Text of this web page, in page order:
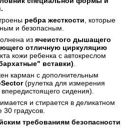
ребра жесткости , которые
и безопасным.
из ячеистого дышащего
отличную циркуляцию
кожи ребенка с автокреслом
вставки)
карман с дополнительным
(рулетка для измерения
сидения).
и стирается в деликатном
градусов.
требованиям безопасности